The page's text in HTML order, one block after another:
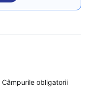
Câmpurile obligatorii